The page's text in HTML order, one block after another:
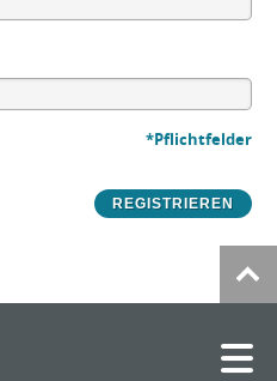
*Pflichtfelder